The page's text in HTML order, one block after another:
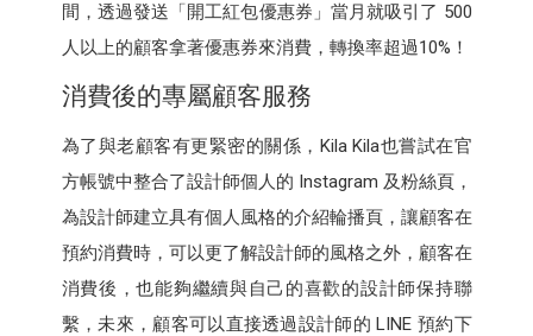
間，透過發送「開工紅包優惠券」當月就吸引了 500
人以上的顧客拿著優惠券來消費，轉換率超過10%！
消費後的專屬顧客服務
為了與老顧客有更緊密的關係，Kila Kila也嘗試在官
方帳號中整合了設計師個人的 Instagram 及粉絲頁，
為設計師建立具有個人風格的介紹輪播頁，讓顧客在
預約消費時，可以更了解設計師的風格之外，顧客在
消費後，也能夠繼續與自己的喜歡的設計師保持聯
繫，未來，顧客可以直接透過設計師的 LINE 預約下